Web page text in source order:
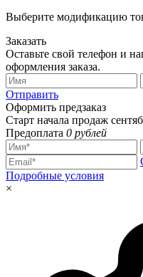
Выберите модификацию
Заказать
Оставьте свой телефон и
оформления заказа.
Отправить
Оформить предзаказ
Старт начала продаж
Предоплата 0 рублей
Подробные условия
×